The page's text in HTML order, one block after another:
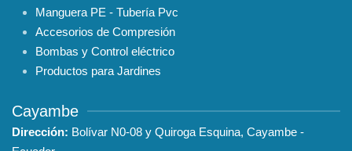
Manguera PE - Tubería Pvc
Accesorios de Compresión
Bombas y Control eléctrico
Productos para Jardines
Cayambe
Dirección: Bolívar N0-08 y Quiroga Esquina, Cayambe -